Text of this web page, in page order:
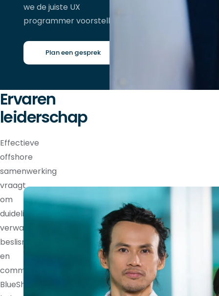
we de juiste UX
programmer voorstellen.
Plan een gesprek
Ervaren
leiderschap
Effectieve
offshore
samenwerking
vraagt
om
duidelijke
verwachtingen,
beslisrechten
en
communicatieritmes.
BlueShores